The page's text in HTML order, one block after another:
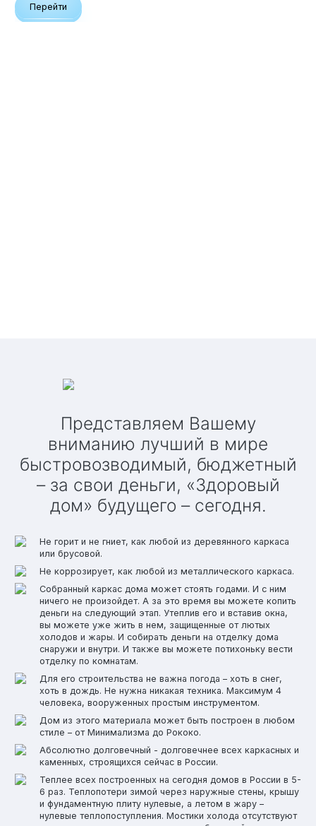
Перейти
Представляем Вашему
вниманию лучший в мире
быстровозводимый, бюджетный
– за свои деньги, «Здоровый
дом» будущего – сегодня.
Не горит и не гниет, как любой из деревянного каркаса
или брусовой.
Не коррозирует, как любой из металлического каркаса.
Собранный каркас дома может стоять годами. И с ним
ничего не произойдет. А за это время вы можете копить
деньги на следующий этап. Утеплив его и вставив окна,
вы можете уже жить в нем, защищенные от лютых
холодов и жары. И собирать деньги на отделку дома
снаружи и внутри. И также вы можете потихоньку вести
отделку по комнатам.
Для его строительства не важна погода – хоть в снег,
хоть в дождь. Не нужна никакая техника. Максимум 4
человека, вооруженных простым инструментом.
Дом из этого материала может быть построен в любом
стиле – от Минимализма до Рококо.
Абсолютно долговечный - долговечнее всех каркасных и
каменных, строящихся сейчас в России.
Теплее всех построенных на сегодня домов в России в 5-
6 раз. Теплопотери зимой через наружные стены, крышу
и фундаментную плиту нулевые, а летом в жару –
нулевые теплопоступления. Мостики холода отсутствуют